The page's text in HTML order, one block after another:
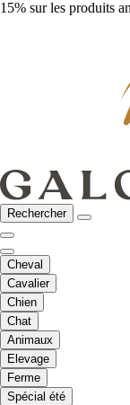
15% sur les produits
Rechercher
Cheval
Cavalier
Chien
Chat
Animaux
Elevage
Ferme
Spécial été